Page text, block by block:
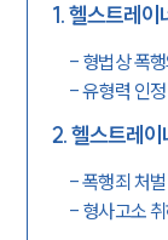
1.헬스트레이
- 형법상 폭
-유형력 인
2.헬스트레이
-폭행죄 처벌
- 형사고소